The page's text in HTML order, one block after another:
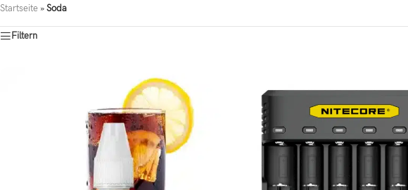
Startseite »Soda
Filtern